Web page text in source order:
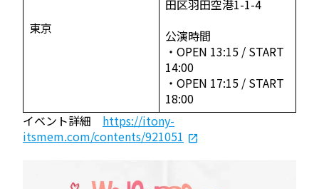
東京
田区羽田空港1-1-4
公演時間
・OPEN 13:15 / START
14:00
・OPEN 17:15 / START
18:00
イベント詳細 https://itony-
itsmem.com/contents/921051